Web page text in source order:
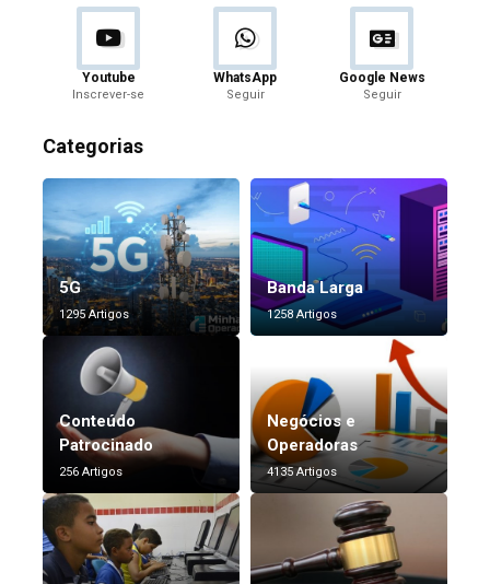
Youtube
Inscrever-se
WhatsApp
Seguir
Google News
Seguir
Categorias
5G
1295 Artigos
Banda Larga
1258 Artigos
Conteúdo
Patrocinado
256 Artigos
Negócios e
Operadoras
4135 Artigos